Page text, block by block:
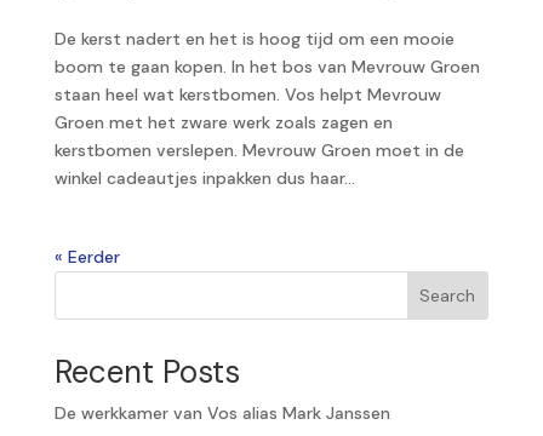
De kerst nadert en het is hoog tijd om een mooie
boom te gaan kopen. In het bos van Mevrouw Groen
staan heel wat kerstbomen. Vos helpt Mevrouw
Groen met het zware werk zoals zagen en
kerstbomen verslepen. Mevrouw Groen moet in de
winkel cadeautjes inpakken dus haar...
« Older Entries
Search
Recent Posts
De werkkamer van Vos alias Mark Janssen